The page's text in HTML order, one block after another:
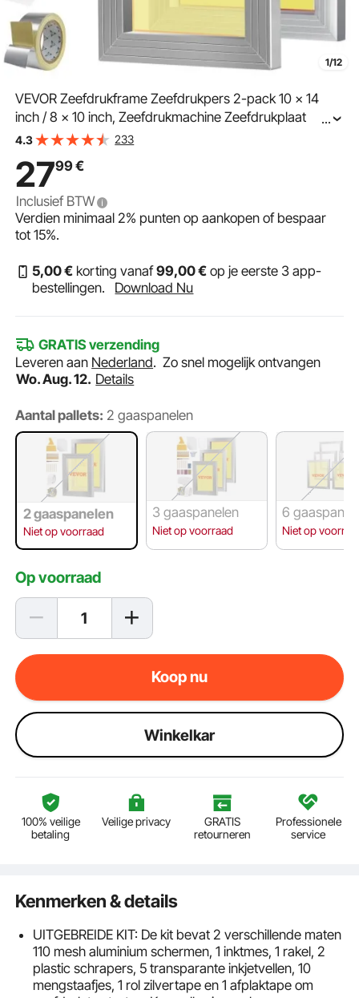
1/12
VEVOR Zeefdrukframe Zeefdrukpers 2-pack 10 x 14
inch / 8 x 10 inch, Zeefdrukmachine Zeefdrukplaat
inclusief handschoenen en zeefdrukrakel,
enz.
...
4.3 233
2799€
Inclusief BTW
Verdien minimaal2% punten op aankopen of bespaar
tot15%.
5,00€ korting vanaf99,00€ op je eerste 3 app-
bestellingen.
Download Nu
GRATIS verzending
Leveren aan Nederland.Zo snel mogelijk ontvangen
Wo. Aug. 12. Details
Aantal pallets: 2 gaaspanelen
2 gaaspanelen
Niet op voorraad
3 gaaspanelen
Niet op voorraad
6
Niet op
Op voorraad
Koop nu
Winkelkar
100% veilige
betaling
Veilige privacy
GRATIS
retourneren
Professionele
service
Kenmerken & details
UITGEBREIDE KIT: De kit bevat 2 verschillende maten
110 mesh aluminium schermen, 1 inktmes, 1 rakel, 2
plastic schrapers, 5 transparante inkjetvellen, 10
mengstaafjes, 1 rol zilvertape en 1 afplaktape om